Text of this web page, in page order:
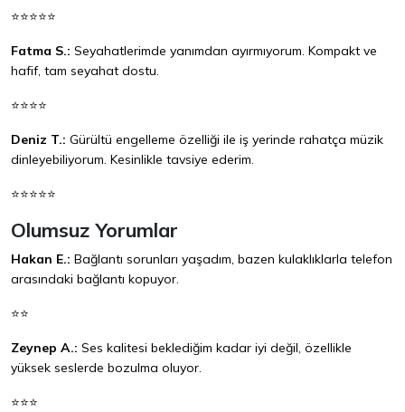
⭐⭐⭐⭐⭐
Fatma S.: Seyahatlerimde yanımdan ayırmıyorum. Kompakt ve
hafif, tam seyahat dostu.
⭐⭐⭐⭐
Deniz T.: Gürültü engelleme özelliği ile iş yerinde rahatça müzik
dinleyebiliyorum. Kesinlikle tavsiye ederim.
⭐⭐⭐⭐⭐
Olumsuz Yorumlar
Hakan E.: Bağlantı sorunları yaşadım, bazen kulaklıklarla telefon
arasındaki bağlantı kopuyor.
⭐⭐
Zeynep A.: Ses kalitesi beklediğim kadar iyi değil, özellikle
yüksek seslerde bozulma oluyor.
⭐⭐⭐